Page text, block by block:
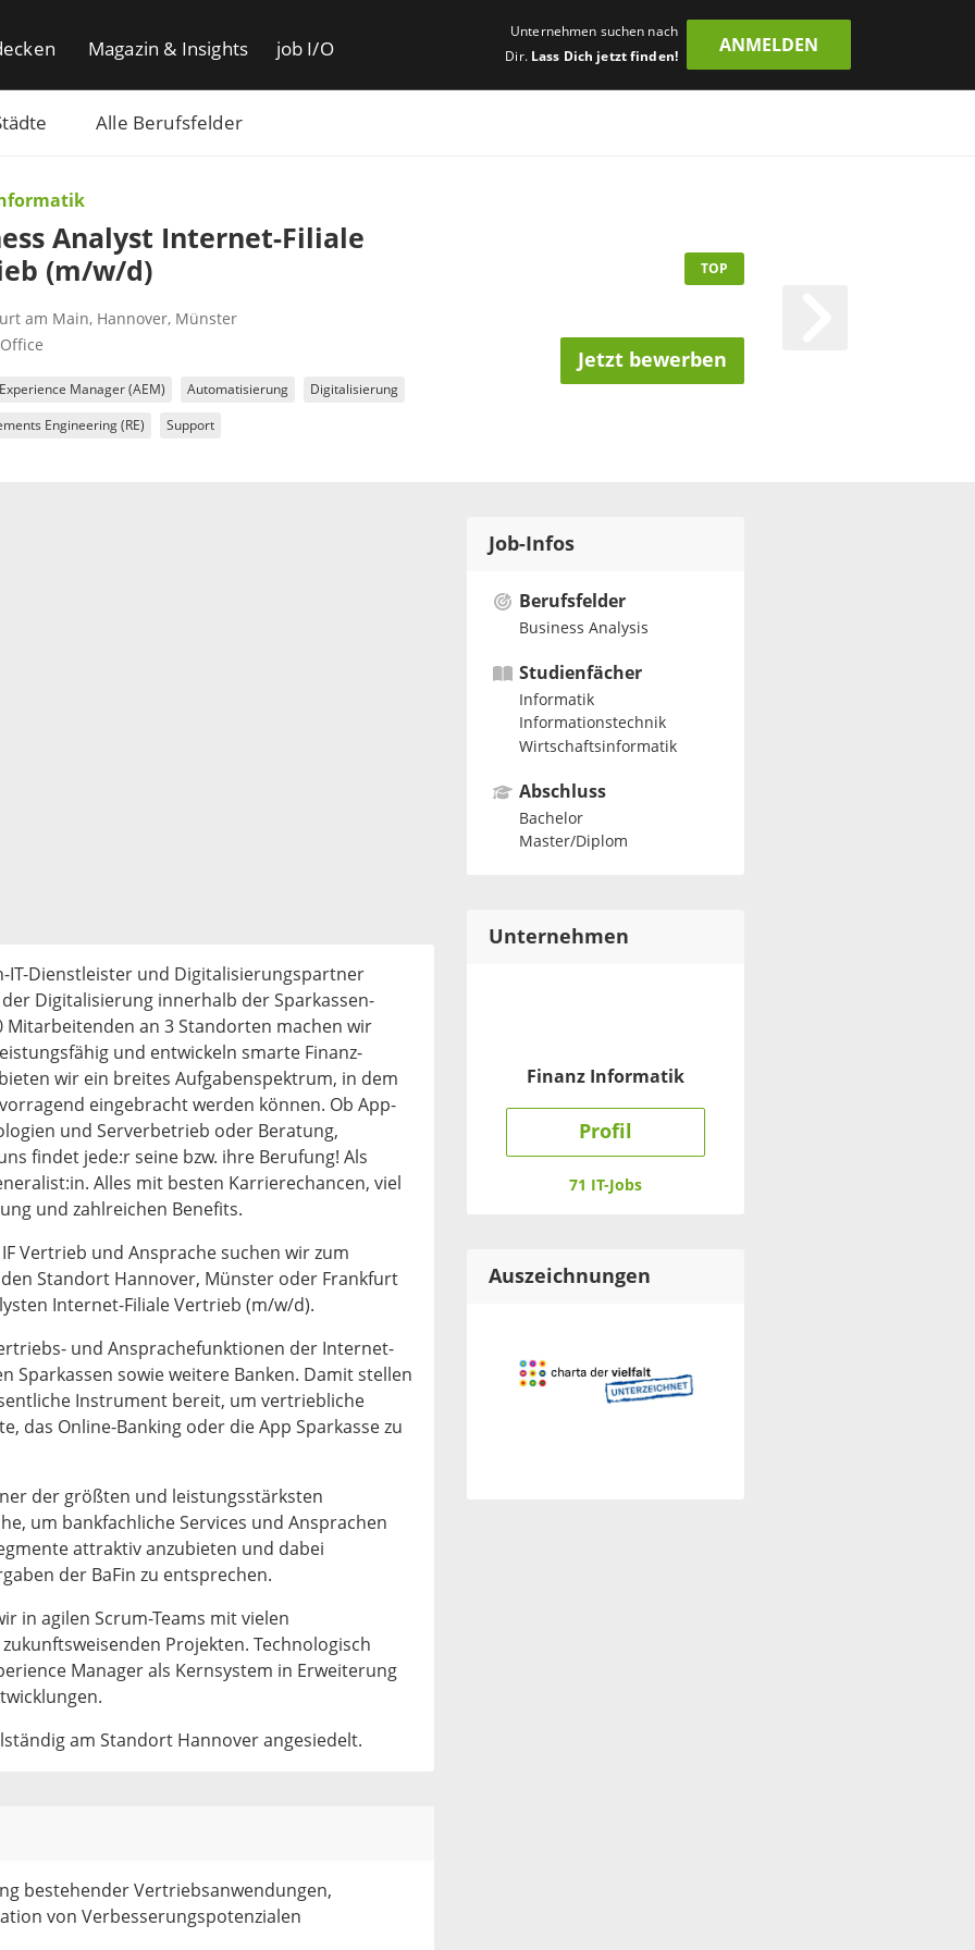
Alle Berufsfelder
Magazin & Insights job I/O
Unternehmen suchen nach
Dir. Lass Dich jetzt finden!
ANMELDEN
Analyst Internet-Filiale
(m/w/d)
am Main, Hannover, Münster
Manager (AEM) Automatisierung Digitalisierung
Engineering (RE) Support
TOP
Jetzt bewerben
IT-Dienstleister und Digitalisierungspartner
Digitalisierung innerhalb der Sparkassen-
Mitarbeitenden an 3 Standorten machen wir
und entwickeln smarte Finanz-
wir ein breites Aufgabenspektrum, in dem
eingebracht werden können. Ob App-
und Serverbetrieb oder Beratung,
findet jede:r seine bzw. ihre Berufung! Als
Alles mit besten Karrierechancen, viel
und zahlreichen Benefits.
Vertrieb und Ansprache suchen wir zum
Standort Hannover, Münster oder Frankfurt
Internet-Filiale Vertrieb (m/w/d).
und Ansprachefunktionen der Internet-
Sparkassen sowie weitere Banken. Damit stellen
Instrument bereit, um vertriebliche
das Online-Banking oder die App Sparkasse zu
der größten und leistungsstärksten
um bankfachliche Services und Ansprachen
attraktiv anzubieten und dabei
der BaFin zu entsprechen.
in agilen Scrum-Teams mit vielen
Projekten. Technologisch
Manager als Kernsystem in Erweiterung
am Standort Hannover angesiedelt.
bestehender Vertriebsanwendungen,
von Verbesserungspotenzialen
Job-Infos
Berufsfelder
Business Analysis
Studienfächer
Informatik
Informationstechnik
Wirtschaftsinformatik
Abschluss
Bachelor
Master/Diplom
Unternehmen
Finanz Informatik
Profil
71 IT-Jobs
Auszeichnungen